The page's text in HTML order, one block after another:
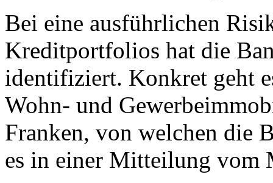
Bei eine ausführlichen
Kreditportfolios hat die
identifiziert. Konkret geht
Wohn- und
Franken, von welchen die
es in einer Mitteilung vom